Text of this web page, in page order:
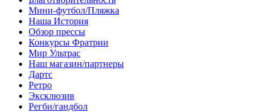
Мини-футбол/Пляжка
Наша История
Обзор прессы
Конкурсы Фратрии
Мир Ультрас
Наш магазин/партнеры
Дартс
Ретро
Эксклюзив
Регби/гандбол